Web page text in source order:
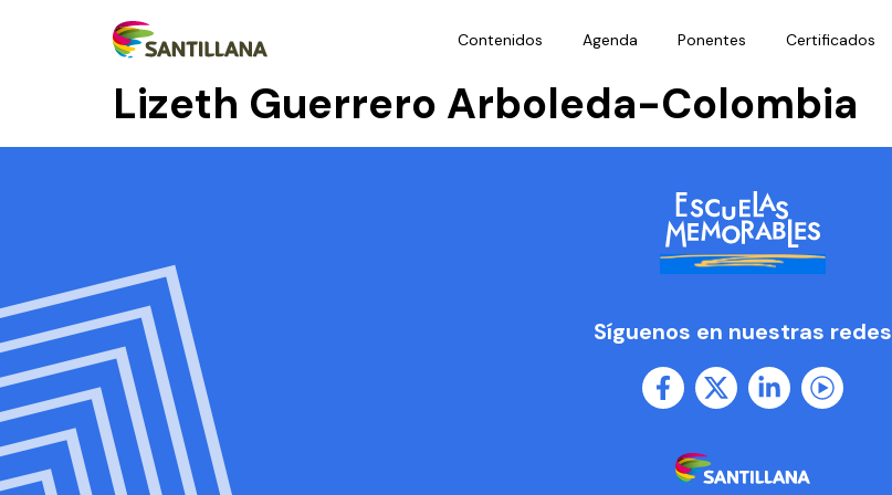
Contenidos Agenda Ponentes Certificados
Lizeth Guerrero Arboleda-Colombia
Síguenos en nuestras redes